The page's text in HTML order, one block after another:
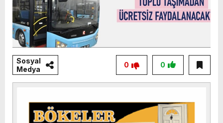
Sosyal
Medya
0
0